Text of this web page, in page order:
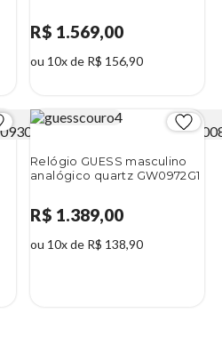
R$ 1.569,00
ou 10x de R$ 156,90
Relógio GUESS masculino
analógico quartz GW0972G1
R$ 1.389,00
ou 10x de R$ 138,90